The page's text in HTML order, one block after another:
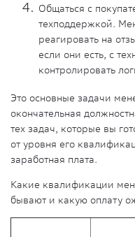
Общаться с
техподдержкой.
реагировать на
если они есть, с
контролировать
Это основные задачи
окончательная
тех задач, которые вы
от уровня его
заработная плата.
Какие квалификации
бывают и какую оплату